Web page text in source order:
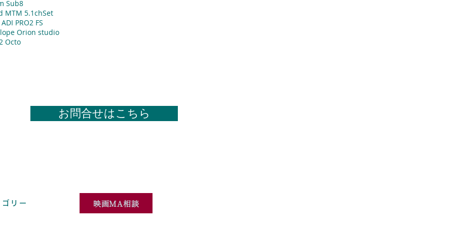
Sub8
MTM 5.1chSet
PRO2 FS
Orion studio
Octo
お問合せはこちら
リー 映画MA相談